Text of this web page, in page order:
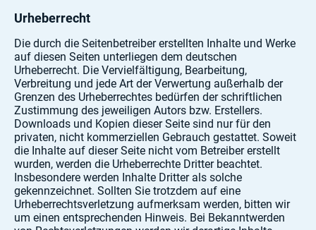
Urheberrecht
Die durch die Seitenbetreiber erstellten Inhalte und Werke
auf diesen Seiten unterliegen dem deutschen
Urheberrecht. Die Vervielfältigung, Bearbeitung,
Verbreitung und jede Art der Verwertung außerhalb der
Grenzen des Urheberrechtes bedürfen der schriftlichen
Zustimmung des jeweiligen Autors bzw. Erstellers.
Downloads und Kopien dieser Seite sind nur für den
privaten, nicht kommerziellen Gebrauch gestattet. Soweit
die Inhalte auf dieser Seite nicht vom Betreiber erstellt
wurden, werden die Urheberrechte Dritter beachtet.
Insbesondere werden Inhalte Dritter als solche
gekennzeichnet. Sollten Sie trotzdem auf eine
Urheberrechtsverletzung aufmerksam werden, bitten wir
um einen entsprechenden Hinweis. Bei Bekanntwerden